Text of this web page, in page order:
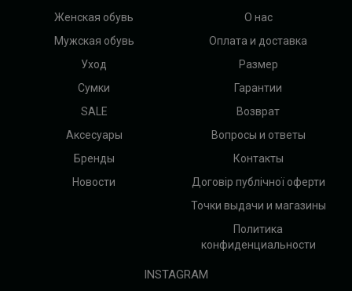
Женская обувь
Мужская обувь
Уход
Сумки
SALE
Аксесуары
Бренды
Новости
О нас
Оплата и доставка
Размер
Гарантии
Возврат
Вопросы и ответы
Контакты
Договір публічної оферти
Точки выдачи и магазины
Политика
конфиденциальности
INSTAGRAM